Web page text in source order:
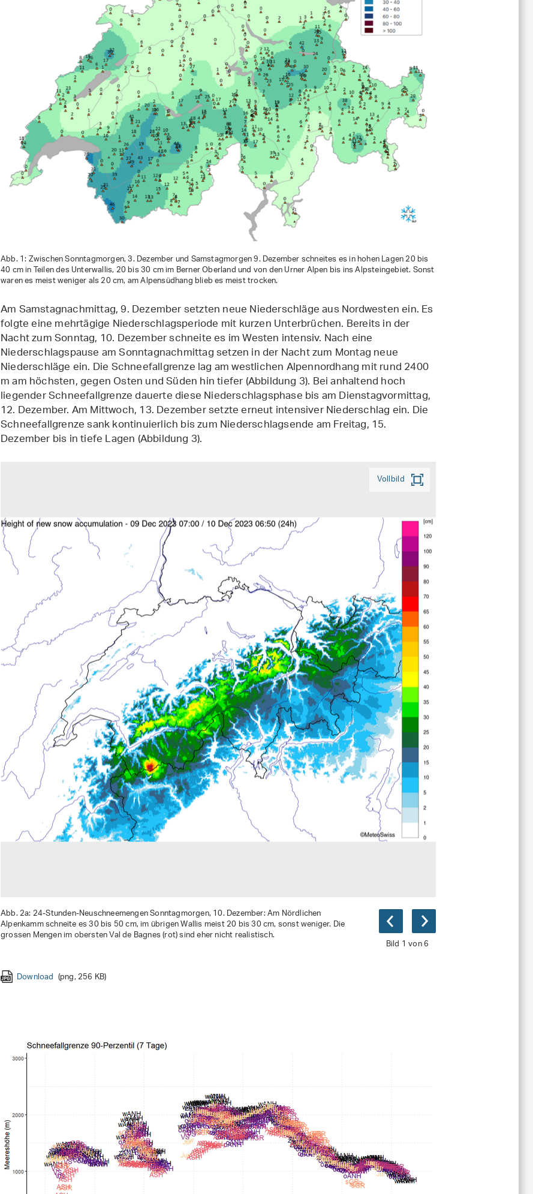
Abb. 1: Zwischen Sonntagmorgen, 3. Dezember und Samstagmorgen 9. Dezember schneites es in hohen Lagen 20 bis
40 cm in Teilen des Unterwallis, 20 bis 30 cm im Berner Oberland und von den Urner Alpen bis ins Alpsteingebiet. Sonst
waren es meist weniger als 20 cm, am Alpensüdhang blieb es meist trocken.
Am Samstagnachmittag, 9. Dezember setzten neue Niederschläge aus Nordwesten ein. Es
folgte eine mehrtägige Niederschlagsperiode mit kurzen Unterbrüchen. Bereits in der
Nacht zum Sonntag, 10. Dezember schneite es im Westen intensiv. Nach eine
Niederschlagspause am Sonntagnachmittag setzen in der Nacht zum Montag neue
Niederschläge ein. Die Schneefallgrenze lag am westlichen Alpennordhang mit rund 2400
m am höchsten, gegen Osten und Süden hin tiefer (Abbildung 3). Bei anhaltend hoch
liegender Schneefallgrenze dauerte diese Niederschlagsphase bis am Dienstagvormittag,
12. Dezember. Am Mittwoch, 13. Dezember setzte erneut intensiver Niederschlag ein. Die
Schneefallgrenze sank kontinuierlich bis zum Niederschlagsende am Freitag, 15.
Dezember bis in tiefe Lagen (Abbildung 3).
Vollbild
Bild 1 von 6
Abb. 2a: 24-Stunden-Neuschneemengen Sonntagmorgen, 10. Dezember: Am Nördlichen
Alpenkamm schneite es 30 bis 50 cm, im übrigen Wallis meist 20 bis 30 cm, sonst weniger. Die
grossen Mengen im obersten Val de Bagnes (rot) sind eher nicht realistisch.
Download (png, 256 KB)
Download (png, 249 KB)
Download (png, 251 KB)
Download (png, 248 KB)
Download (png, 226 KB)